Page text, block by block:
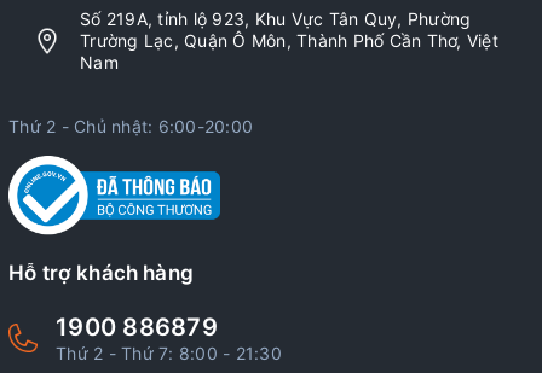
Số 219A, tỉnh lộ 923, Khu Vực Tân Quy, Phường
Trường Lạc, Quận Ô Môn, Thành Phố Cần Thơ, Việt
Nam
Thứ 2 - Chủ nhật: 6:00-20:00
Hỗ trợ khách hàng
1900 886879
Thứ 2 - Thứ 7: 8:00 - 21:30